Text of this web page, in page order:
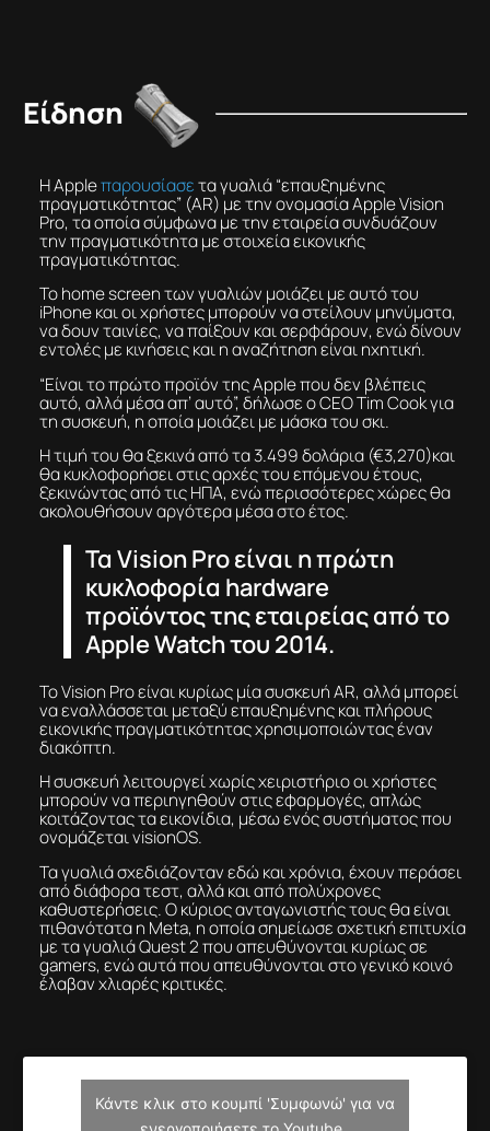
Είδηση
Η Appleπαρουσίασετα γυαλιά “επαυξημένης
πραγματικότητας” (ΑR) με την ονομασία Apple Vision
Pro, τα οποία σύμφωνα με την εταιρεία συνδυάζουν
την πραγματικότητα με στοιχεία εικονικής
πραγματικότητας.
To home screen των γυαλιών μοιάζει με αυτό του
iPhone και οι χρήστες μπορούν να στείλουν μηνύματα,
να δουν ταινίες, να παίξουν και σερφάρουν, ενώ δίνουν
εντολές με κινήσεις και η αναζήτηση είναι ηχητική.
“Είναι το πρώτο προϊόν της Apple που δεν βλέπεις
αυτό, αλλά μέσα απ’ αυτό”, δήλωσε ο CEO Tim Cook για
τη συσκευή, η οποία μοιάζει με μάσκα του σκι.
Η τιμή του θα ξεκινά από τα 3.499 δολάρια (€3,270)και
θα κυκλοφορήσει στις αρχές του επόμενου έτους,
ξεκινώντας από τις ΗΠΑ, ενώ περισσότερες χώρες θα
ακολουθήσουν αργότερα μέσα στο έτος.
Τα Vision Pro είναι η πρώτη
κυκλοφορία hardware
προϊόντος της εταιρείας από το
Apple Watch του 2014.
Το Vision Pro είναι κυρίως μία συσκευή AR, αλλά μπορεί
να εναλλάσσεται μεταξύ επαυξημένης και πλήρους
εικονικής πραγματικότητας χρησιμοποιώντας έναν
διακόπτη.
Η συσκευή λειτουργεί χωρίς χειριστήριο οι χρήστες
μπορούν να περιηγηθούν στις εφαρμογές, απλώς
κοιτάζοντας τα εικονίδια, μέσω ενός συστήματος που
ονομάζεται visionOS.
Τα γυαλιά σχεδιάζονταν εδώ και χρόνια, έχουν περάσει
από διάφορα τεστ, αλλά και από πολύχρονες
καθυστερήσεις. Ο κύριος ανταγωνιστής τους θα είναι
πιθανότατα η Meta, η οποία σημείωσε σχετική επιτυχία
με τα γυαλιά Quest 2 που απευθύνονται κυρίως σε
gamers, ενώ αυτά που απευθύνονται στο γενικό κοινό
έλαβαν χλιαρές κριτικές.
Κάντε κλικ στο κουμπί 'Συμφωνώ' για να